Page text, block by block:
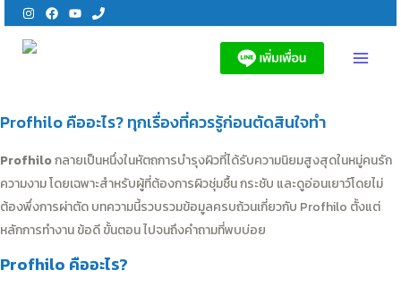
content
Profhilo คืออะไร? ทุกเรื่องที่ควรรู้ก่อนตัดสินใจทำ
Profhiloกลายเป็นหนึ่งในหัตถการบำรุงผิวที่ได้รับความนิยมสูงสุดในหมู่คนรัก
ความงาม โดยเฉพาะสำหรับผู้ที่ต้องการผิวชุ่มชื้น กระชับ และดูอ่อนเยาว์โดยไม่
ต้องพึ่งการผ่าตัด บทความนี้รวบรวมข้อมูลครบถ้วนเกี่ยวกับ Profhilo ตั้งแต่
หลักการทำงาน ข้อดี ขั้นตอน ไปจนถึงคำถามที่พบบ่อย
Profhilo คืออะไร?